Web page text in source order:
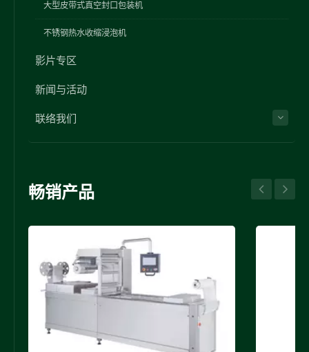
大型皮带式真空封口包装机
不锈钢热水收缩浸泡机
影片专区
新闻与活动
联络我们
畅销产品